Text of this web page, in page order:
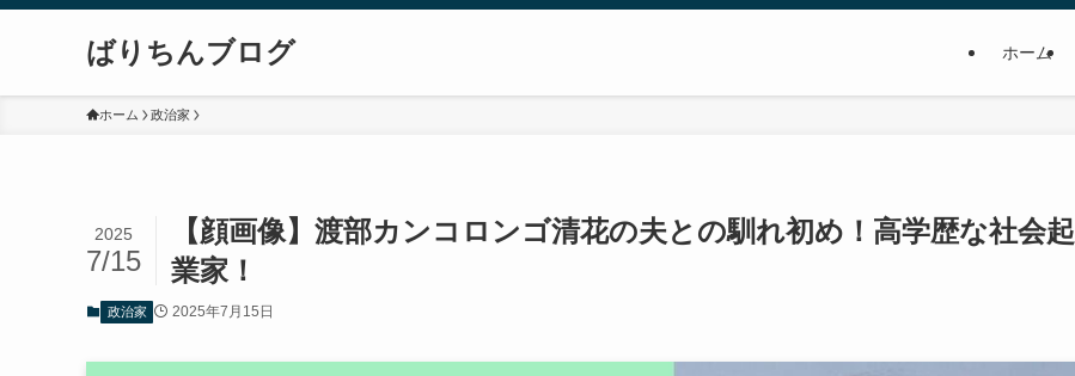
ばりちんブログ ホーム
ホーム 政治家
【顔画像】渡部カンコロンゴ清花の夫との馴れ初め！高学歴な社会起
業家！
2025
7/15
政治家 2025年7月15日